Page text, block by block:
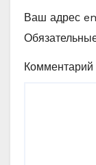
Ваш адрес
Комментарий